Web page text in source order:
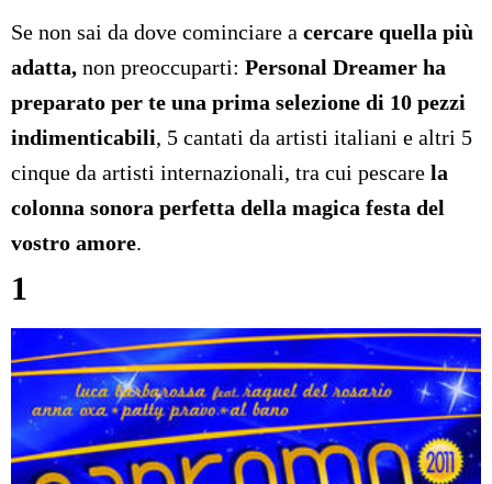
Se non sai da dove cominciare a cercare quella più
adatta, non preoccuparti: Personal Dreamer ha
preparato per te una prima selezione di 10 pezzi
indimenticabili, 5 cantati da artisti italiani e altri 5
cinque da artisti internazionali, tra cui pescare la
colonna sonora perfetta della magica festa del
vostro amore.
1